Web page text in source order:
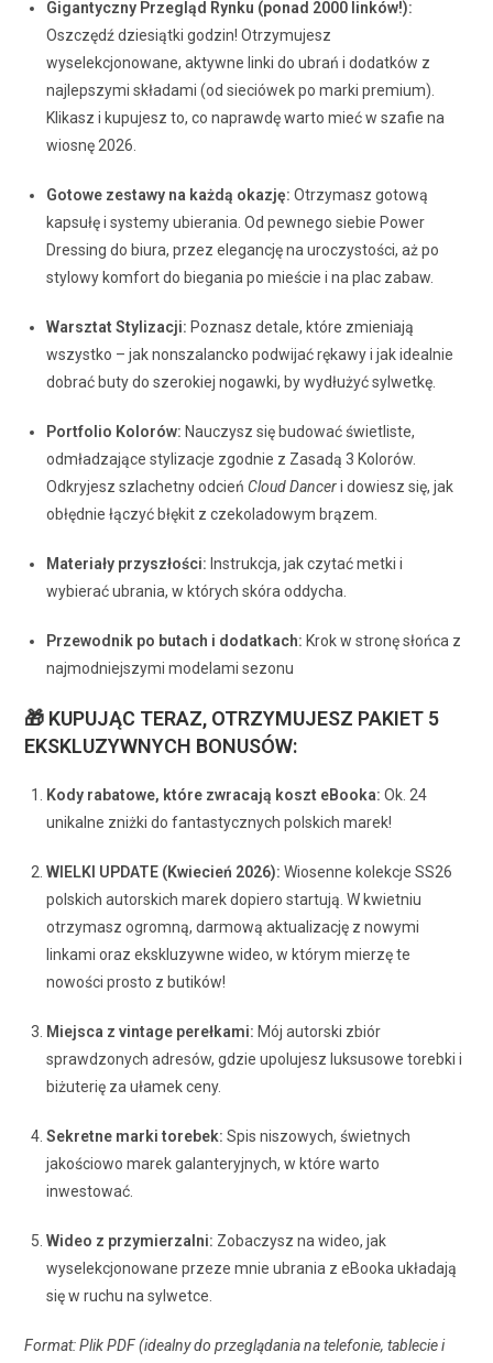
Gigantyczny Przegląd Rynku (ponad 2000 linków!):
Oszczędź dziesiątki godzin! Otrzymujesz
wyselekcjonowane, aktywne linki do ubrań i dodatków z
najlepszymi składami (od sieciówek po marki premium).
Klikasz i kupujesz to, co naprawdę warto mieć w szafie na
wiosnę 2026.
Gotowe zestawy na każdą okazję: Otrzymasz gotową
kapsułę i systemy ubierania. Od pewnego siebie Power
Dressing do biura, przez elegancję na uroczystości, aż po
stylowy komfort do biegania po mieście i na plac zabaw.
Warsztat Stylizacji: Poznasz detale, które zmieniają
wszystko – jak nonszalancko podwijać rękawy i jak idealnie
dobrać buty do szerokiej nogawki, by wydłużyć sylwetkę.
Portfolio Kolorów: Nauczysz się budować świetliste,
odmładzające stylizacje zgodnie z Zasadą 3 Kolorów.
Odkryjesz szlachetny odcień Cloud Danceri dowiesz się, jak
obłędnie łączyć błękit z czekoladowym brązem.
Materiały przyszłości: Instrukcja, jak czytać metki i
wybierać ubrania, w których skóra oddycha.
Przewodnik po butach i dodatkach: Krok w stronę słońca z
najmodniejszymi modelami sezonu
🎁 KUPUJĄC TERAZ, OTRZYMUJESZ PAKIET 5
EKSKLUZYWNYCH BONUSÓW:
Kody rabatowe, które zwracają koszt eBooka: Ok. 24
unikalne zniżki do fantastycznych polskich marek!
WIELKI UPDATE (Kwiecień 2026): Wiosenne kolekcje SS26
polskich autorskich marek dopiero startują. W kwietniu
otrzymasz ogromną, darmową aktualizację z nowymi
linkami oraz ekskluzywne wideo, w którym mierzę te
nowości prosto z butików!
Miejsca z vintage perełkami: Mój autorski zbiór
sprawdzonych adresów, gdzie upolujesz luksusowe torebki i
biżuterię za ułamek ceny.
Sekretne marki torebek: Spis niszowych, świetnych
jakościowo marek galanteryjnych, w które warto
inwestować.
Wideo z przymierzalni: Zobaczysz na wideo, jak
wyselekcjonowane przeze mnie ubrania z eBooka układają
się w ruchu na sylwetce.
Format: Plik PDF (idealny do przeglądania na telefonie, tablecie i